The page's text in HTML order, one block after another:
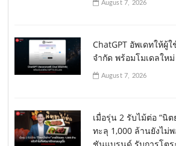
August 7, 2026
ChatGPT อัพเดทให้ผู้
จำกัด พร้อมโมเดลใหม่
August 7, 2026
เมื่อรุ่น 2 รับไม้ต่อ “นิต
ทะลุ 1,000 ล้านยังไม่